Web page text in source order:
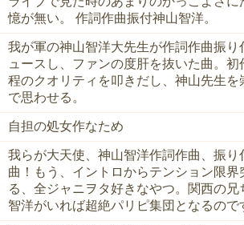
憶が無い。 作詞作曲振付神山智洋。
我が軍の神山智洋大先生が作詞作曲振り
ュースし、ファンの度肝を抜いた曲。初
程のクオリティを叩きだし、神山先生を
で思わせる。
自担の処女作なため
我らが大天使、神山智洋作詞作曲、振り
曲！もう、イントロからテンション限界
る、全ジャニヲタ好きなやつ。関西の兄
智洋がいれば超絶パリピ集団となるので